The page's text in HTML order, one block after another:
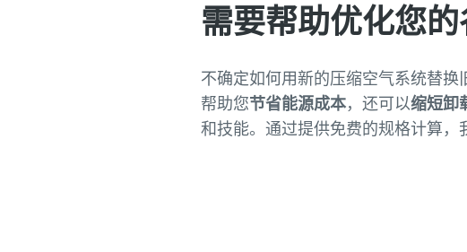
需要帮助优化您的
不确定如何用新的压缩空气系统替
帮助您节省能源成本，还可以缩短卸
和技能。通过提供免费的规格计算，